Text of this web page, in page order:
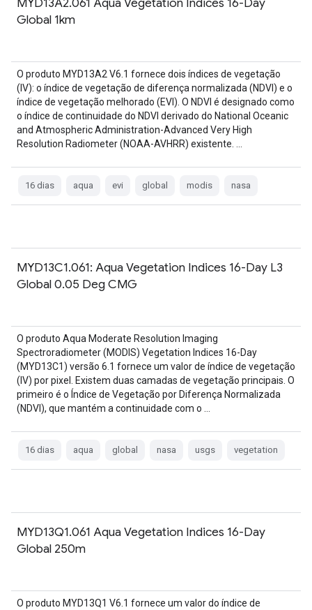
Global 1km
O produto MYD13A2 V6.1 fornece dois índices de vegetação
(IV): o índice de vegetação de diferença normalizada (NDVI) e o
índice de vegetação melhorado (EVI). O NDVI é designado como
o índice de continuidade do NDVI derivado do National Oceanic
and Atmospheric Administration-Advanced Very High
Resolution Radiometer (NOAA-AVHRR) existente. …
16 dias aqua evi global modis nasa
MYD13C1.061: Aqua Vegetation Indices 16-Day L3
Global 0.05 Deg CMG
O produto Aqua Moderate Resolution Imaging
Spectroradiometer (MODIS) Vegetation Indices 16-Day
(MYD13C1) versão 6.1 fornece um valor de índice de vegetação
(IV) por pixel. Existem duas camadas de vegetação principais. O
primeiro é o Índice de Vegetação por Diferença Normalizada
(NDVI), que mantém a continuidade com o …
16 dias aqua global nasa usgs vegetation
MYD13Q1.061 Aqua Vegetation Indices 16-Day
Global 250m
O produto MYD13Q1 V6.1 fornece um valor do índice de